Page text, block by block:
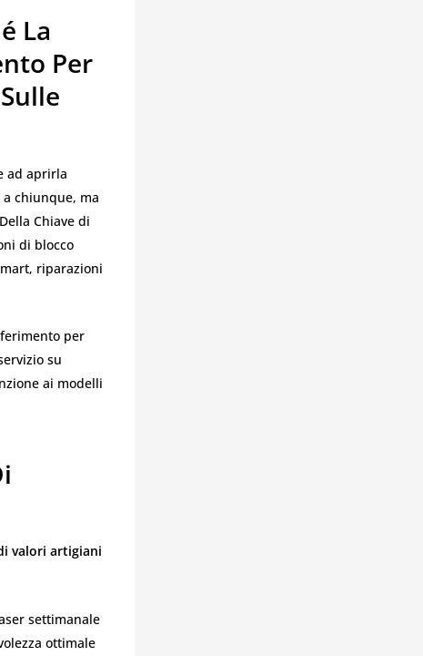
La
Per
ad aprirla
chiunque, ma
Chiave di
di blocco
riparazioni
per
su
ai modelli
valori artigiani
settimanale
ottimale